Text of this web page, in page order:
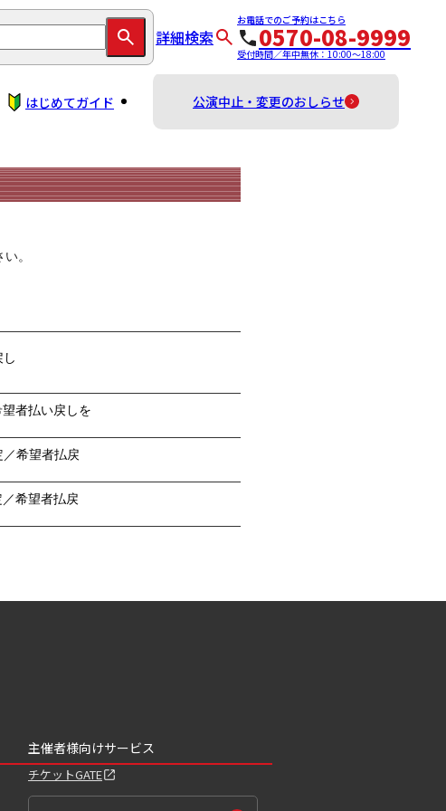
詳細検索
お電話でのご予約はこちら
0570-08-9999
受付時間／年中無休：10:00～18:00
はじめてガイド 公演中止・変更のおしらせ
。
者払い戻しを
希望者払戻
希望者払戻
主催者様向けサービス
チケットGATE